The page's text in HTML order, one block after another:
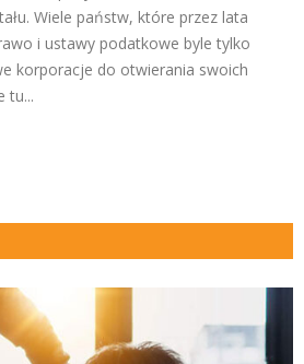
Wiele państw, które przez lata
i ustawy podatkowe byle tylko
korporacje do otwierania swoich
tu...